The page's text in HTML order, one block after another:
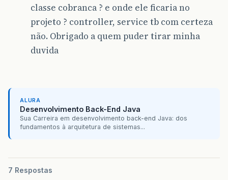
classe cobranca ? e onde ele ficaria no
projeto ? controller, service tb com certeza
não. Obrigado a quem puder tirar minha
duvida
ALURA
Desenvolvimento Back-End Java
Sua Carreira em desenvolvimento back-end Java: dos
fundamentos à arquitetura de sistemas...
7 Respostas